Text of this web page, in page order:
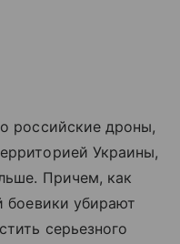
российские дроны,
Украины,
Причем, как
боевики убирают
серьезного